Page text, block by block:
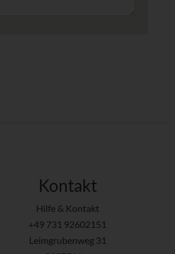
Kontakt
Hilfe & Kontakt
+49 731 92602151
Leimgrubenweg 31